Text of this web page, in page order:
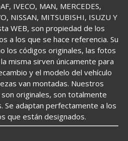
IVECO, MAN, MERCEDES,
NISSAN, MITSUBISHI, ISUZU Y
WEB, son propiedad de los
a los que se hace referencia. Su
los códigos originales, las fotos
misma sirven únicamente para
y el modelo del vehículo
van montadas. Nuestros
originales, son totalmente
Se adaptan perfectamente a los
que están designados.